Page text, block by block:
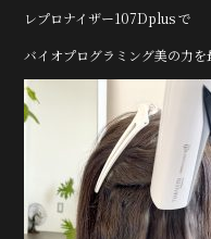
レプロナイザー107Dplus で
バイオプログラミング美の力を